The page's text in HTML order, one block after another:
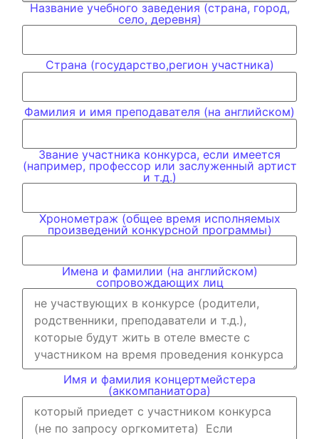
Название учебного заведения (страна, город,
село, деревня)
Страна (государство,регион участника)
Фамилия и имя преподавателя (на английском)
Звание участника конкурса, если имеется
(например, профессор или заслуженный артист
и т.д.)
Хронометраж (общее время исполняемых
произведений конкурсной программы)
Имена и фамилии (на английском)
сопровождающих лиц
Имя и фамилия концертмейстера
(аккомпаниатора)